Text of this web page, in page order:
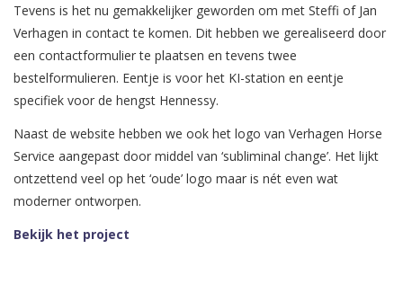
Tevens is het nu gemakkelijker geworden om met Steffi of Jan
Verhagen in contact te komen. Dit hebben we gerealiseerd door
een contactformulier te plaatsen en tevens twee
bestelformulieren. Eentje is voor het KI-station en eentje
specifiek voor de hengst Hennessy.
Naast de website hebben we ook het logo van Verhagen Horse
Service aangepast door middel van ‘subliminal change’. Het lijkt
ontzettend veel op het ‘oude’ logo maar is nét even wat
moderner ontworpen.
Bekijk het project